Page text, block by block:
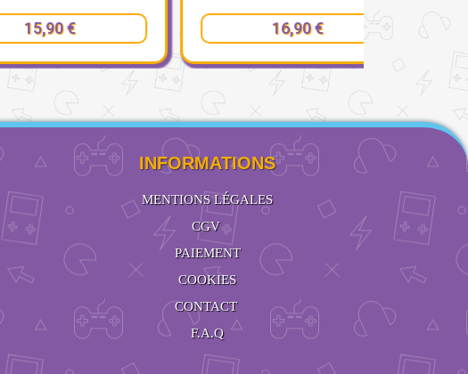
INFORMATIONS
MENTIONS LÉGALES
CGV
PAIEMENT
COOKIES
CONTACT
F.A.Q